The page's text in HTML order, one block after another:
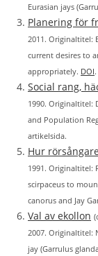
Eurasian jays
Planering för
2011. Originaltitel:
current desires to
appropriately. DOI
Social rang,
1990. Originaltitel:
and Population
artikelsida.
Hur
1991. Originaltitel:
scirpaceus to
canorus and Jay
Val av ekollon
2007. Originaltitel:
jay (Garrulus